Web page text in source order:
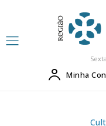
Minha